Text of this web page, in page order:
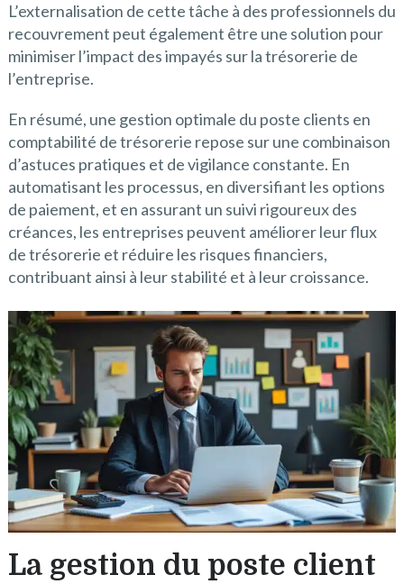
L’externalisation de cette tâche à des professionnels du
recouvrement peut également être une solution pour
minimiser l’impact des impayés sur la trésorerie de
l’entreprise.
En résumé, une gestion optimale du poste clients en
comptabilité de trésorerie repose sur une combinaison
d’astuces pratiques et de vigilance constante. En
automatisant les processus, en diversifiant les options
de paiement, et en assurant un suivi rigoureux des
créances, les entreprises peuvent améliorer leur flux
de trésorerie et réduire les risques financiers,
contribuant ainsi à leur stabilité et à leur croissance.
La gestion du poste client